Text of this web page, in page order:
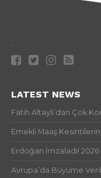
.
LATEST NEWS
Fatih Altaylı’dan Çok
Emekli Maaş
Erdoğan İmzaladı! 2026
Avrupa’da Büyüme